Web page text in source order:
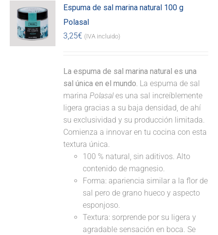
Espuma de sal marina natural 100 g
Polasal
3,25€ (IVA incluido)
La espuma de sal marina natural es una
sal única en el mundo. La espuma de sal
marinaPolasales una sal increíblemente
ligera gracias a su baja densidad, de ahí
su exclusividad y su producción limitada.
Comienza a innovar en tu cocina con esta
textura única.
100 % natural, sin aditivos. Alto
contenido de magnesio.
Forma: apariencia similar a la flor de
sal pero de grano hueco y aspecto
esponjoso.
Textura: sorprende por su ligera y
agradable sensación en boca. Se